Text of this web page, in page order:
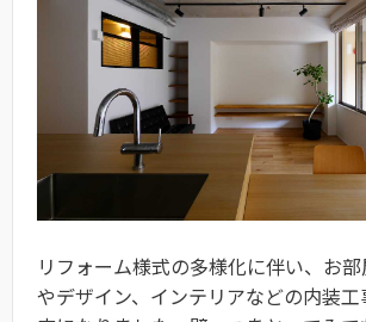
リフォーム様式の多様化に伴い、お
やデザイン、インテリアなどの内装